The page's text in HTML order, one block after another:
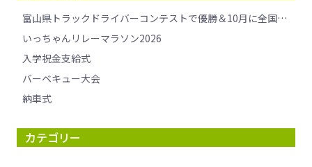
富山県トラックドライバーコンテストで優勝＆10月に全国大会へ挑戦します！
いっちゃんリレーマラソン2026
入学祝金支給式
バーベキュー大会
納車式
カテゴリー